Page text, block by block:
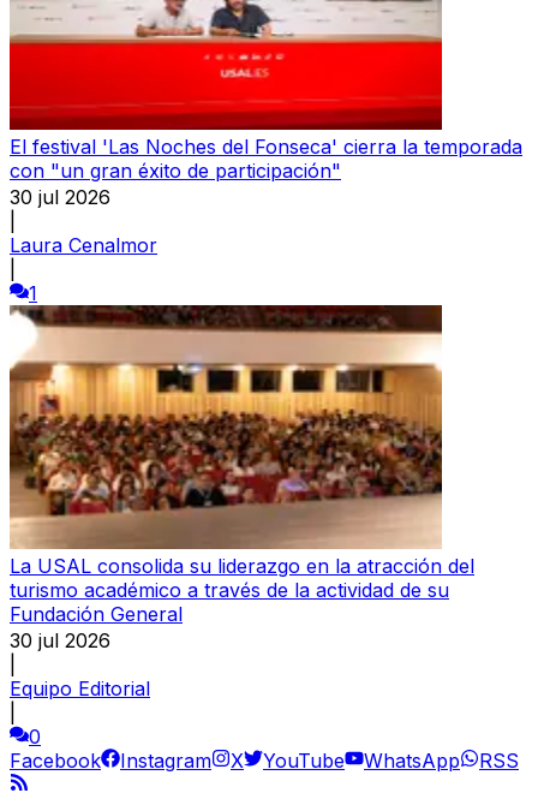
El festival 'Las Noches del Fonseca' cierra la temporada
con "un gran éxito de participación"
30 jul 2026
Laura Cenalmor
1
La USAL consolida su liderazgo en la atracción del
turismo académico a través de la actividad de su
Fundación General
30 jul 2026
Equipo Editorial
0
Facebook
Instagram X YouTube WhatsApp RSS